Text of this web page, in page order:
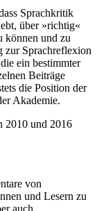
Sprachkritik
über »richtig«
können und zu
Sprachreflexion
ein bestimmter
Beiträge
die Position der
Akademie.
2010 und 2016
von
und Lesern zu
auch